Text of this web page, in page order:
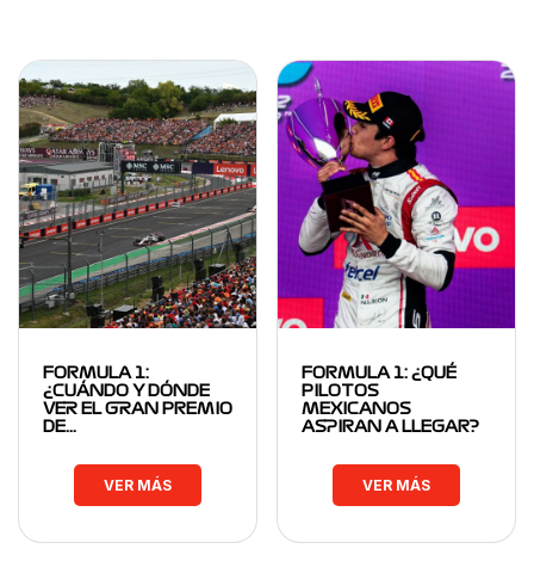
FORMULA 1:
¿CUÁNDO Y DÓNDE
VER EL GRAN PREMIO
DE…
VER MÁS
FORMULA 1: ¿QUÉ
PILOTOS
MEXICANOS
ASPIRAN A LLEGAR?
VER MÁS